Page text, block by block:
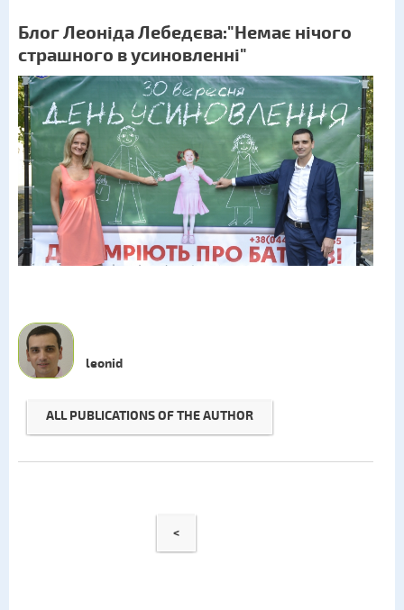
Блог Леоніда Лебедєва:"Немає нічого
страшного в усиновленні"
leonid
ALL PUBLICATIONS OF THE AUTHOR
<